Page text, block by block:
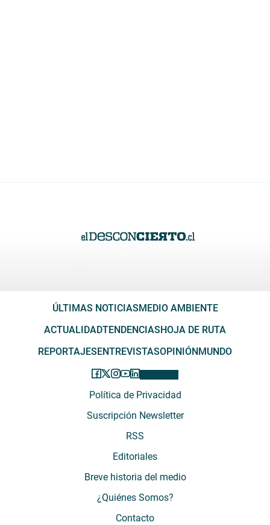
ÚLTIMAS NOTICIASMEDIO AMBIENTE
ACTUALIDADTENDENCIASHOJA DE RUTA
REPORTAJESENTREVISTASOPINIÓNMUNDO
Política de Privacidad
Suscripción Newsletter
RSS
Editoriales
Breve historia del medio
¿Quiénes Somos?
Contacto